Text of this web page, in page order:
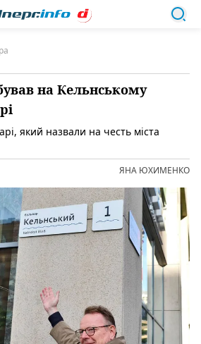
на Кельнському
який назвали на честь міста
ЯНА ЮХИМЕНКО